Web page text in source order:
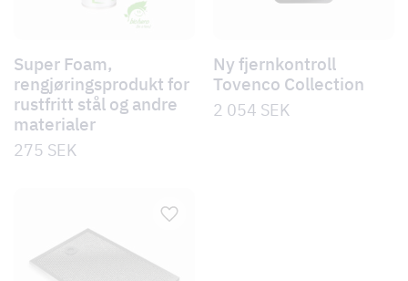
Super Foam,
rengjøringsprodukt for
rustfritt stål og andre
materialer
275 SEK
Ny fjernkontroll
Tovenco Collection
2 054 SEK